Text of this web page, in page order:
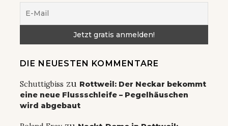
DIE NEUESTEN KOMMENTARE
Schuttigbiss zu Rottweil: Der Neckar bekommt
eine neue Flussschleife – Pegelhäuschen
wird abgebaut